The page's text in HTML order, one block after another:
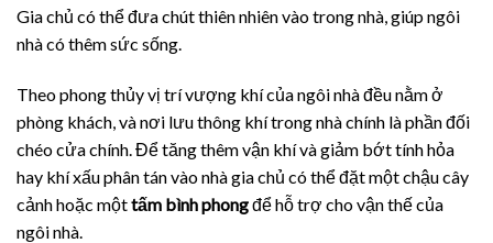
Gia chủ có thể đưa chút thiên nhiên vào trong nhà, giúp ngôi
nhà có thêm sức sống.
Theo phong thủy vị trí vượng khí của ngôi nhà đều nằm ở
phòng khách, và nơi lưu thông khí trong nhà chính là phần đối
chéo cửa chính. Để tăng thêm vận khí và giảm bớt tính hỏa
hay khí xấu phân tán vào nhà gia chủ có thể đặt một chậu cây
cảnh hoặc mộttấm bình phongđể hỗ trợ cho vận thế của
ngôi nhà.